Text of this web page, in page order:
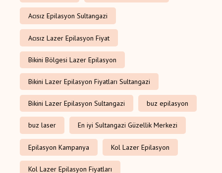
Acısız Epilasyon Sultangazi
Acısız Lazer Epilasyon Fiyat
Bikini Bölgesi Lazer Epilasyon
Bikini Lazer Epilasyon Fiyatları Sultangazi
Bikini Lazer Epilasyon Sultangazi buz epilasyon
buz laser En iyi Sultangazi Güzellik Merkezi
Epilasyon Kampanya Kol Lazer Epilasyon
Kol Lazer Epilasyon Fiyatları